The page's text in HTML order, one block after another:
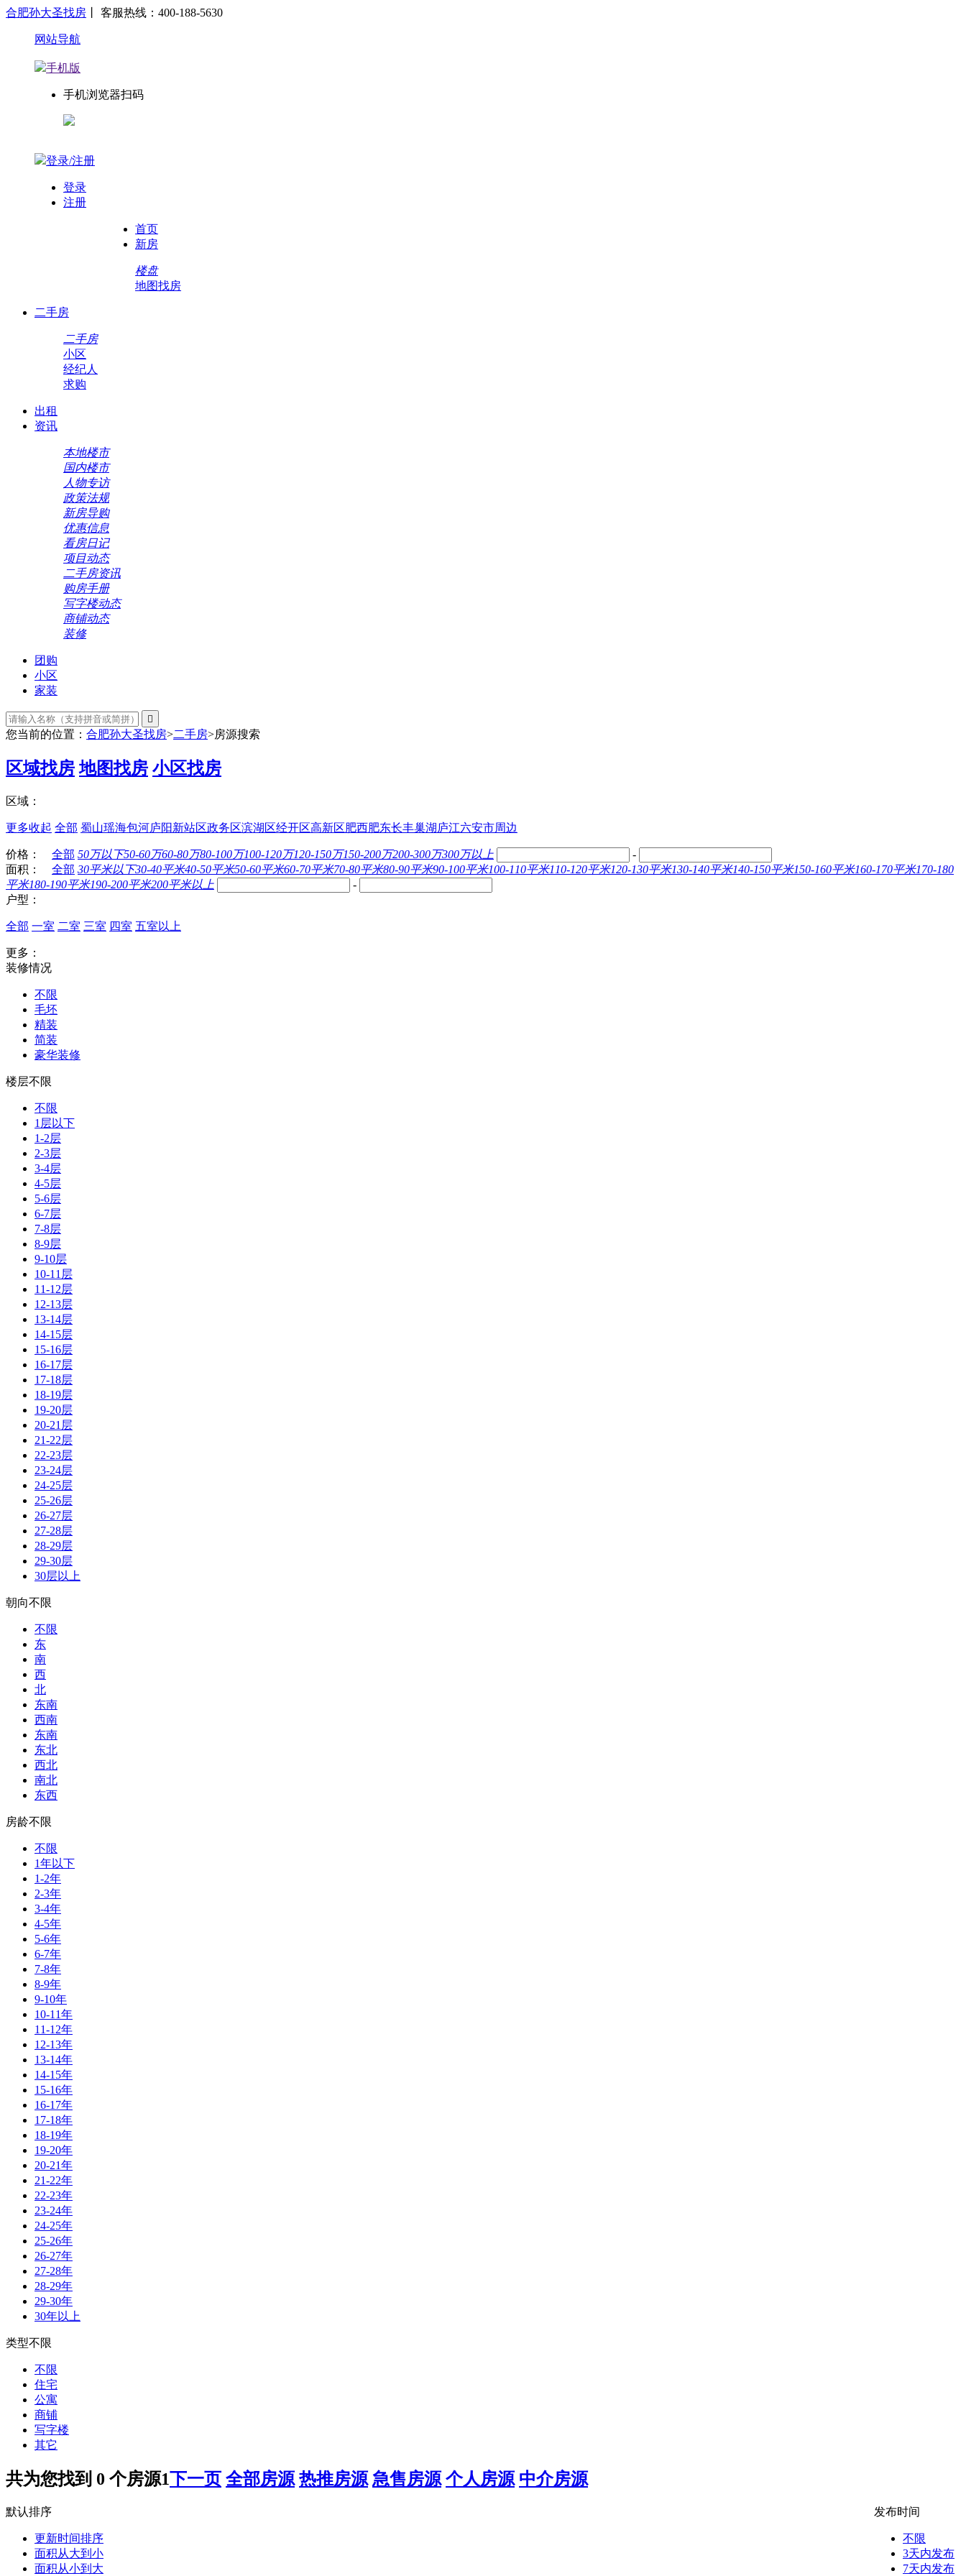
合肥孙大圣找房 丨 客服热线：400-188-5630
网站导航
手机版
手机浏览器扫码
登录/注册
登录
注册
首页
新房
楼盘
地图找房
二手房
二手房
小区
经纪人
求购
出租
资讯
本地楼市
国内楼市
人物专访
政策法规
新房导购
优惠信息
看房日记
项目动态
二手房资讯
购房手册
写字楼动态
商铺动态
装修
团购
小区
家装

您当前的位置： 合肥孙大圣找房>二手房>房源搜索
区域找房 地图找房 小区找房
区域：
更多收起 全部 蜀山瑶海包河庐阳新站区政务区滨湖区经开区高新区肥西肥东长丰巢湖 庐江六安市周边
价格： 全部 50万以下50-60万60-80万80-100万100-120万120-150万150-200万200-300万300万以上
-
面积：
全部 30平米以下30-40平米40-50平米50-60平米60-70平米70-80平米80-90平米90-100平米100-110平米110-120平米120-130平米130-140平米140-150平米150-160平米160-170平米170-180
平米180-190平米190-200平米200平米以上
-
户型：
全部 一室 二室 三室 四室 五室以上
更多：
装修情况
不限
毛坯
精装
简装
豪华装修
楼层不限
不限
1层以下
1-2层
2-3层
3-4层
4-5层
5-6层
6-7层
7-8层
8-9层
9-10层
10-11层
11-12层
12-13层
13-14层
14-15层
15-16层
16-17层
17-18层
18-19层
19-20层
20-21层
21-22层
22-23层
23-24层
24-25层
25-26层
26-27层
27-28层
28-29层
29-30层
30层以上
朝向不限
不限
东
南
西
北
东南
西南
东南
东北
西北
南北
东西
房龄不限
不限
1年以下
1-2年
2-3年
3-4年
4-5年
5-6年
6-7年
7-8年
8-9年
9-10年
10-11年
11-12年
12-13年
13-14年
14-15年
15-16年
16-17年
17-18年
18-19年
19-20年
20-21年
21-22年
22-23年
23-24年
24-25年
25-26年
26-27年
27-28年
28-29年
29-30年
30年以上
类型不限
不限
住宅
公寓
商铺
写字楼
其它
共为您找到 0 个房源1下一页 全部房源 热推房源 急售房源 个人房源 中介房源
发布时间
不限
3天内发布
7天内发布
默认排序
更新时间排序
面积从大到小
面积从小到大